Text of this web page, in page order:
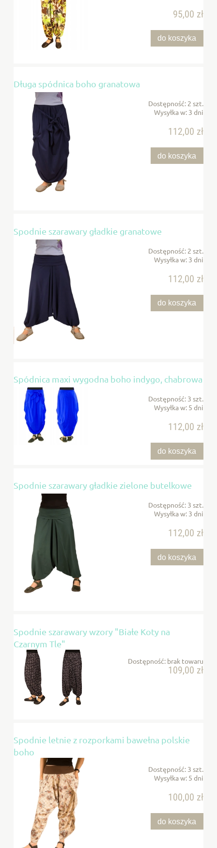
95,00 zł
do koszyka
Długa spódnica boho granatowa
Dostępność: 2 szt.
Wysyłka w: 3 dni
112,00 zł
do koszyka
Spodnie szarawary gładkie granatowe
Dostępność: 2 szt.
Wysyłka w: 3 dni
112,00 zł
do koszyka
Spódnica maxi wygodna boho indygo, chabrowa
Dostępność: 3 szt.
Wysyłka w: 5 dni
112,00 zł
do koszyka
Spodnie szarawary gładkie zielone butelkowe
Dostępność: 3 szt.
Wysyłka w: 3 dni
112,00 zł
do koszyka
Spodnie szarawary wzory "Białe Koty na
Czarnym Tle"
Dostępność: brak towaru
109,00 zł
Spodnie letnie z rozporkami bawełna polskie
boho
Dostępność: 3 szt.
Wysyłka w: 5 dni
100,00 zł
do koszyka